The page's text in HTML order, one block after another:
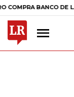
DE LA